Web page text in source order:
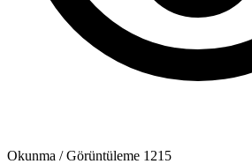
Okunma / Görüntüleme 1215